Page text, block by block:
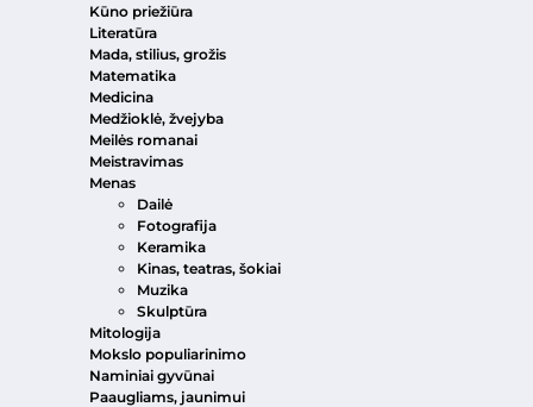
Kūno priežiūra
Literatūra
Mada, stilius, grožis
Matematika
Medicina
Medžioklė, žvejyba
Meilės romanai
Meistravimas
Menas
Dailė
Fotografija
Keramika
Kinas, teatras, šokiai
Muzika
Skulptūra
Mitologija
Mokslo populiarinimo
Naminiai gyvūnai
Paaugliams, jaunimui